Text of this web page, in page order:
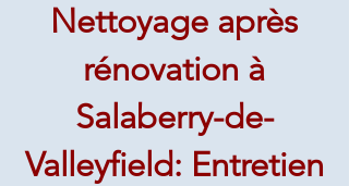
Nettoyage après
rénovation à
Salaberry-de-
Valleyfield: Entretien